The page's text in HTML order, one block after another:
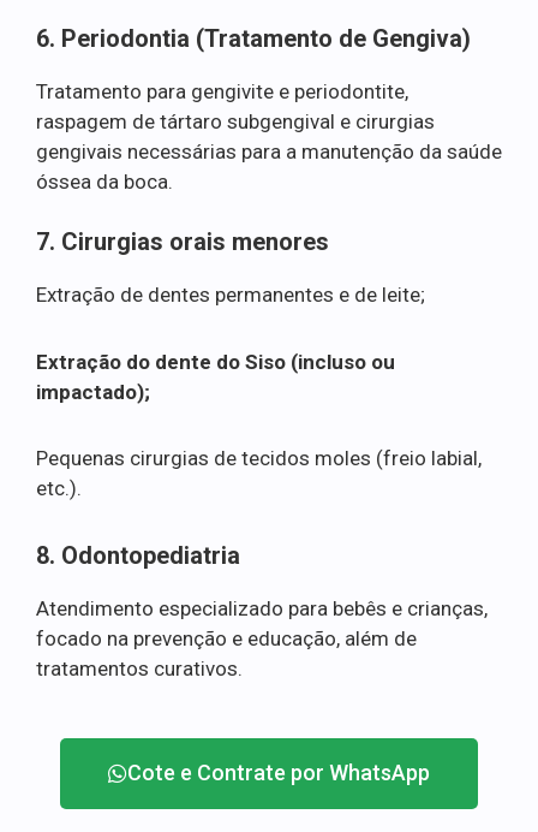
6. Periodontia (Tratamento de Gengiva)
Tratamento para gengivite e periodontite,
raspagem de tártaro subgengival e cirurgias
gengivais necessárias para a manutenção da saúde
óssea da boca.
7. Cirurgias orais menores
Extração de dentes permanentes e de leite;
Extração do dente do Siso (incluso ou
impactado);
Pequenas cirurgias de tecidos moles (freio labial,
etc.).
8. Odontopediatria
Atendimento especializado para bebês e crianças,
focado na prevenção e educação, além de
tratamentos curativos.
Cote e Contrate por WhatsApp